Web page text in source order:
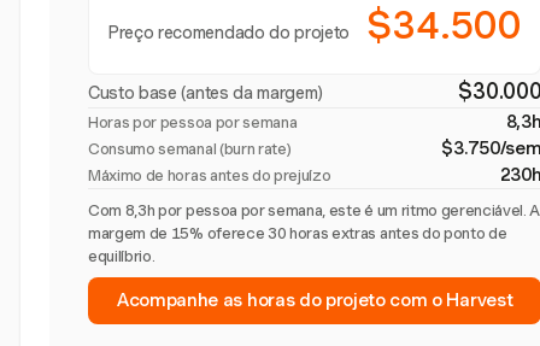
Preço recomendado do projeto $34.500
Custo base (antes da margem)
Horas por pessoa por semana
Consumo semanal (burn rate) $3.750/
Máximo de horas antes do prejuízo
Com 8,3h por pessoa por semana, este é um ritmo gerenciável. A
margem de 15% oferece 30 horas extras antes do ponto de
equilíbrio.
Acompanhe as horas do projeto com o Harvest